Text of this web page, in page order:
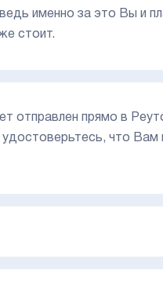
именно за это Вы и
стоит.
отправлен прямо в
что Вам